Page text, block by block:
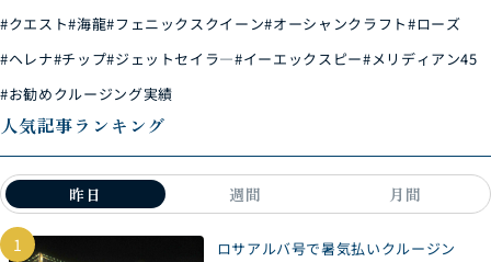
#クエスト#海龍#フェニックスクイーン#オーシャンクラフト#ローズ
#ヘレナ#チップ#ジェットセイラ―#イーエックスピー#メリディアン45
#お勧めクルージング実績
人気記事ランキング
昨日 週間 月間
1
ロサアルバ号で暑気払いクルージン